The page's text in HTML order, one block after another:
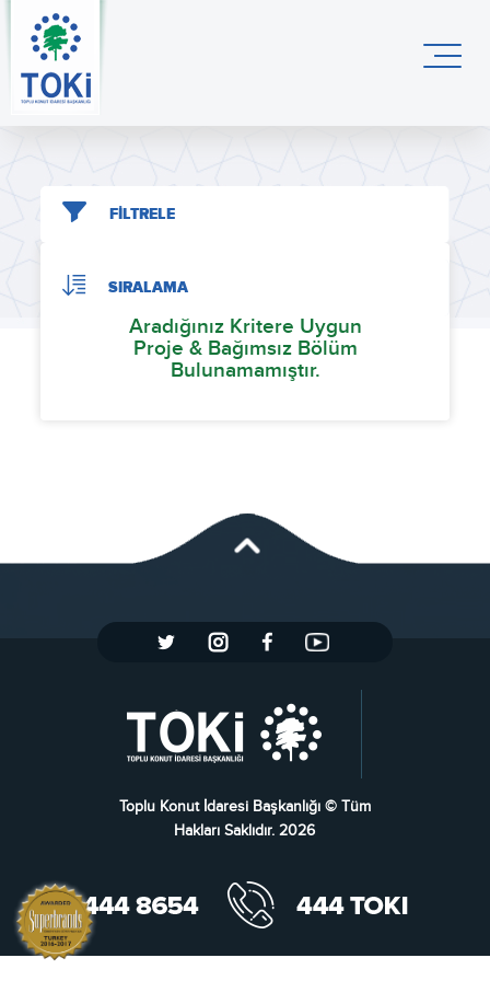
FİLTRELE
SIRALAMA
Aradığınız Kritere Uygun
Proje & Bağımsız Bölüm
Bulunamamıştır.
Toplu Konut İdaresi Başkanlığı © Tüm
Hakları Saklıdır. 2026